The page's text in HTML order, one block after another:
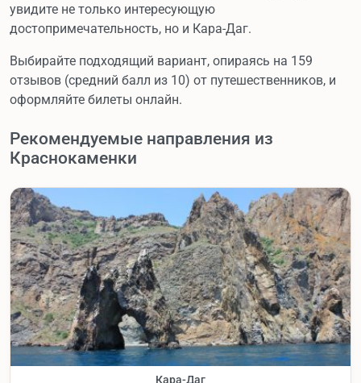
увидите не только интересующую
достопримечательность, но и Кара-Даг.
Выбирайте подходящий вариант, опираясь на 159
отзывов (средний балл из 10) от путешественников, и
оформляйте билеты онлайн.
Рекомендуемые направления из
Краснокаменки
Кара-Даг